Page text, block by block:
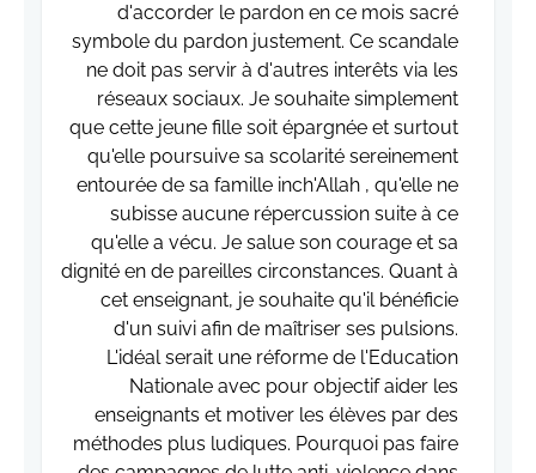
d'accorder le pardon en ce mois sacré
symbole du pardon justement. Ce scandale
ne doit pas servir à d'autres interêts via les
réseaux sociaux. Je souhaite simplement
que cette jeune fille soit épargnée et surtout
qu'elle poursuive sa scolarité sereinement
entourée de sa famille inch'Allah , qu'elle ne
subisse aucune répercussion suite à ce
qu'elle a vécu. Je salue son courage et sa
dignité en de pareilles circonstances. Quant à
cet enseignant, je souhaite qu'il bénéficie
d'un suivi afin de maîtriser ses pulsions.
L'idéal serait une réforme de l'Education
Nationale avec pour objectif aider les
enseignants et motiver les élèves par des
méthodes plus ludiques. Pourquoi pas faire